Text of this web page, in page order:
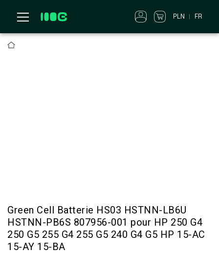
PLN FR
Green Cell Batterie HS03 HSTNN-LB6U
HSTNN-PB6S 807956-001 pour HP 250 G4
250 G5 255 G4 255 G5 240 G4 G5 HP 15-AC
15-AY 15-BA